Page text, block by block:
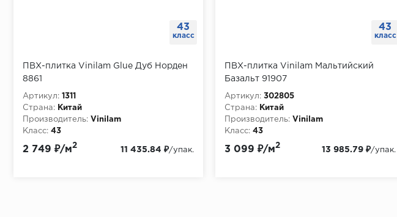
43
класс
ПВХ-плитка Vinilam Glue Дуб Норден
8861
Артикул: 1311
Страна:
Китай
Производитель: Vinilam
Класс: 43
Толщина, мм:
2 749 ₽/м2
11 435.84 ₽/упак.
43
класс
ПВХ-плитка Vinilam Мальтийский
Базальт 91907
Артикул: 302805
Страна:
Китай
Производитель: Vinilam
Класс: 43
Толщина, мм:
3 099 ₽/м2
13 985.79 ₽/упак.